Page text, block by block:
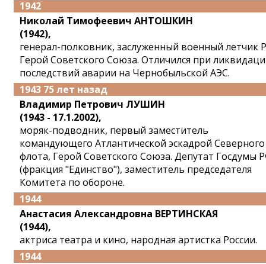
1942
Николай Тимофеевич АНТОШКИН
(1942),
генерал-полковник, заслуженный военный летчик
Герой Советского Союза. Отличился при
последствий аварии на Чернобыльской АЭС.
1943 75 лет назад
Владимир Петрович ЛУШИН
(1943 - 17.1.2002),
моряк-подводник, первый заместитель
командующего Атлантической эскадрой Северного
флота, Герой Советского Союза. Депутат Госдумы
(фракция "Единство"), заместитель председателя
Комитета по обороне.
1944
Анастасия Александровна ВЕРТИНСКАЯ
(1944),
актриса театра и кино, народная артистка России.
1944